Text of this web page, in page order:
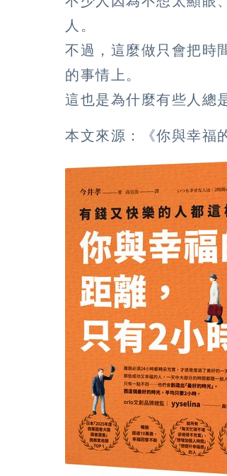
人。
不過，這麼做只會把時
的事情上。
這也是為什麼有些人總
本文來源：《你與幸福